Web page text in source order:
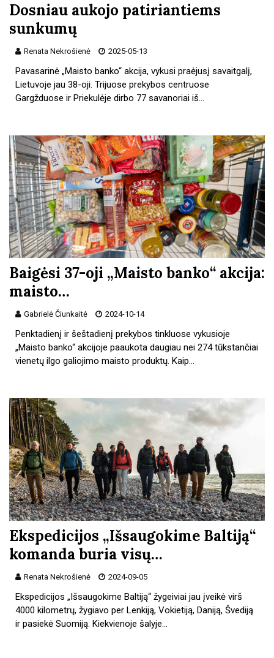
Dosniau aukojo patiriantiems
sunkumų
Renata Nekrošienė 2025-05-13
Pavasarinė „Maisto banko“ akcija, vykusi praėjusį savaitgalį,
Lietuvoje jau 38-oji. Trijuose prekybos centruose
Gargžduose ir Priekulėje dirbo 77 savanoriai iš…
Baigėsi 37-oji „Maisto banko“ akcija:
maisto…
Gabrielė Čiunkaitė 2024-10-14
Penktadienį ir šeštadienį prekybos tinkluose vykusioje
„Maisto banko“ akcijoje paaukota daugiau nei 274 tūkstančiai
vienetų ilgo galiojimo maisto produktų. Kaip…
Ekspedicijos „Išsaugokime Baltiją“
komanda buria visų…
Renata Nekrošienė 2024-09-05
Ekspedicijos „Išsaugokime Baltiją“ žygeiviai jau įveikė virš
4000 kilometrų, žygiavo per Lenkiją, Vokietiją, Daniją, Švediją
ir pasiekė Suomiją. Kiekvienoje šalyje…